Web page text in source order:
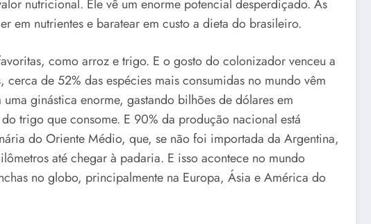
nutricional. Ele vê um enorme potencial desperdiçado. As
em nutrientes e baratear em custo a dieta do brasileiro.
como arroz e trigo. E o gosto do colonizador venceu a
de 52% das espécies mais consumidas no mundo vêm
ginástica enorme, gastando bilhões de dólares em
trigo que consome. E 90% da produção nacional está
do Oriente Médio, que, se não foi importada da Argentina,
até chegar à padaria. E isso acontece no mundo
no globo, principalmente na Europa, Ásia e América do